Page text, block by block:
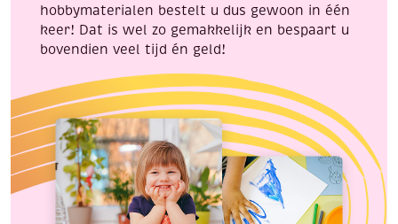
hobbymaterialen bestelt u dus gewoon in één
keer! Dat is wel zo gemakkelijk en bespaart u
bovendien veel tijd én geld!